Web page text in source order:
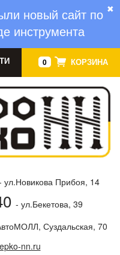
✖
новый сайт по
инструмента
0 КОРЗИНА
ул.Новикова Прибоя, 14
- ул.Бекетова, 39
Суздальская, 70
nn.ru